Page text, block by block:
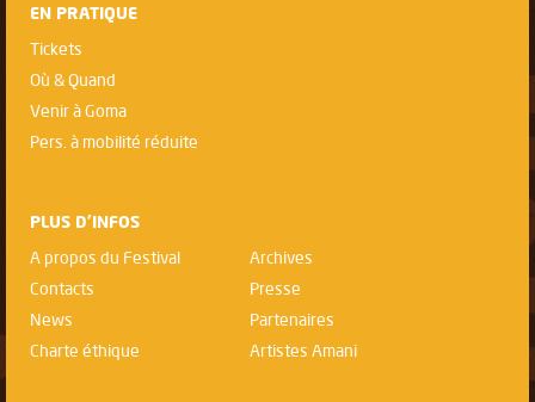
EN PRATIQUE
Tickets
Où & Quand
Venir à Goma
Pers. à mobilité réduite
PLUS D'INFOS
A propos du Festival
Contacts
News
Charte éthique
Archives
Presse
Partenaires
Artistes Amani